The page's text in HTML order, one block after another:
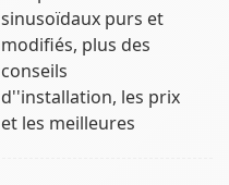
sinusoïdaux purs et
modifiés, plus des
conseils
d''installation, les prix
et les meilleures